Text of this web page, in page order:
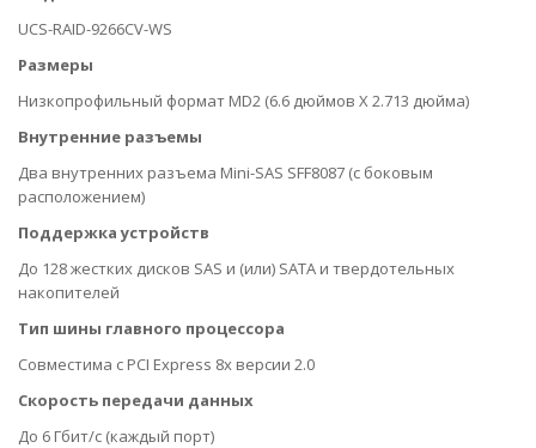
UCS-RAID-9266CV-WS
Размеры
Низкопрофильный формат MD2 (6.6 дюймов X 2.713 дюйма)
Внутренние разъемы
Два внутренних разъема Mini-SAS SFF8087 (с боковым
расположением)
Поддержка устройств
До 128 жестких дисков SAS и (или) SATA и твердотельных
накопителей
Тип шины главного процессора
Совместима с PCI Express 8х версии 2.0
Скорость передачи данных
До 6 Гбит/с (каждый порт)